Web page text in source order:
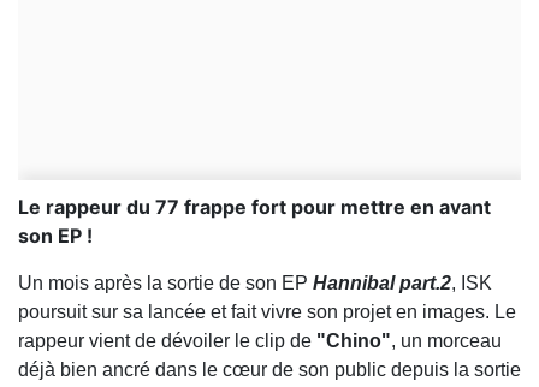
Le rappeur du 77 frappe fort pour mettre en avant
son EP !
Un mois après la sortie de son EP Hannibal part.2, ISK
poursuit sur sa lancée et fait vivre son projet en images. Le
rappeur vient de dévoiler le clip de "Chino", un morceau
déjà bien ancré dans le cœur de son public depuis la sortie